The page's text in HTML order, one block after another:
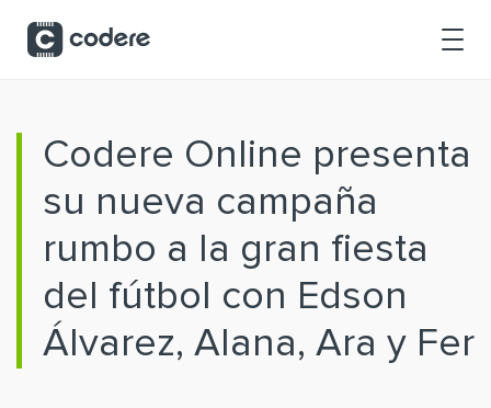
Codere Online presenta
su nueva campaña
rumbo a la gran fiesta
del fútbol con Edson
Álvarez, Alana, Ara y Fer